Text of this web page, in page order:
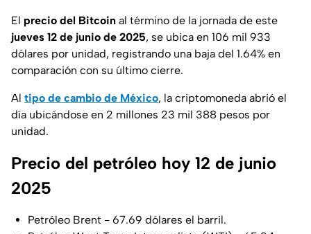
El precio del Bitcoin al término de la jornada de este
jueves 12 de junio de 2025, se ubica en 106 mil 933
dólares por unidad, registrando una baja del 1.64% en
comparación con su último cierre.
Al tipo de cambio de México, la criptomoneda abrió el
día ubicándose en 2 millones 23 mil 388 pesos por
unidad.
Precio del petróleo hoy 12 de junio
2025
Petróleo Brent - 67.69 dólares el barril.